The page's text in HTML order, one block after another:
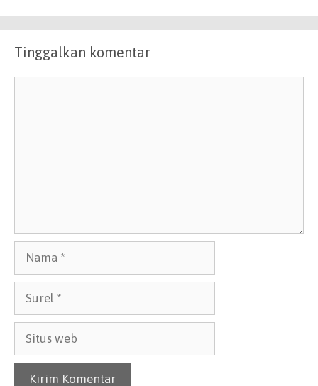
Tinggalkan komentar